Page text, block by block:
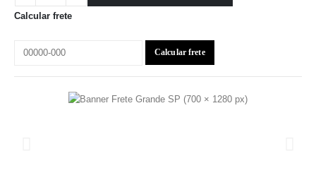
Calcular frete